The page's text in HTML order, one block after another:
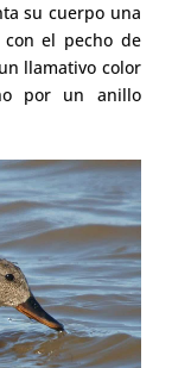
su cuerpo una
el pecho de
llamativo color
por un anillo